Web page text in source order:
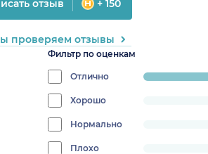
Фильтр по оценкам
Отлично
progress:
Хорошо
Нормально
Плохо
отзыв + 150
проверяем отзывы